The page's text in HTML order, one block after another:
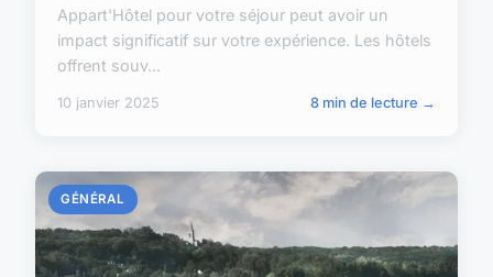
Appart'Hôtel pour votre séjour peut avoir un
impact significatif sur votre expérience. Les hôtels
offrent souv...
10 janvier 2025 8 min de lecture →
GÉNÉRAL